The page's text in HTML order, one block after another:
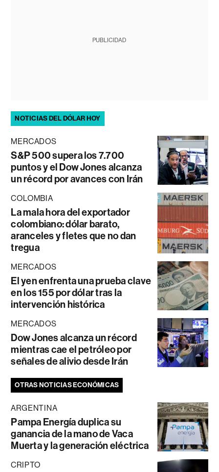
PUBLICIDAD
NOTICIAS DEL DÓLAR HOY
MERCADOS
S&P 500 supera los 7.700
puntos y el Dow Jones alcanza
un récord por avances con Irán
COLOMBIA
La mala hora del exportador
colombiano: dólar barato,
aranceles y fletes que no dan
tregua
MERCADOS
El yen enfrenta una prueba clave
en los 155 por dólar tras la
intervención histórica
MERCADOS
Dow Jones alcanza un récord
mientras cae el petróleo por
señales de alivio desde Irán
OTRAS NOTICIAS ECONÓMICAS
ARGENTINA
Pampa Energía duplica su
ganancia de la mano de Vaca
Muerta y la generación eléctrica
CRIPTO